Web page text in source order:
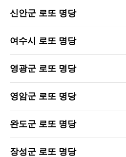
신안군 로또 명당
여수시 로또 명당
영광군 로또 명당
영암군 로또 명당
완도군 로또 명당
장성군 로또 명당